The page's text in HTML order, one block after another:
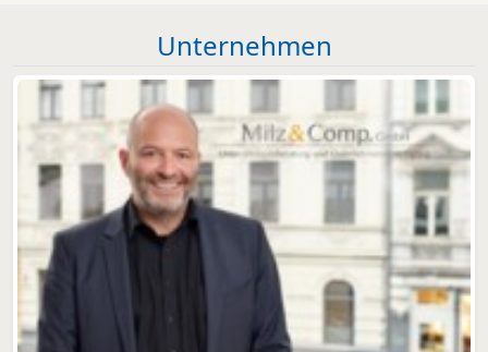
Unternehmen